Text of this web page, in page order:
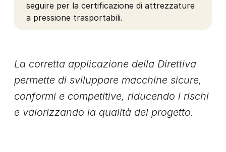
seguire per la certificazione di attrezzature
a pressione trasportabili.
La corretta applicazione della Direttiva
permette di sviluppare macchine sicure,
conformi e competitive, riducendo i rischi
e valorizzando la qualità del progetto.